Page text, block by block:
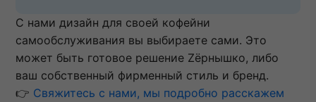
С нами дизайн для своей кофейни
самообслуживания вы выбираете сами. Это
может быть готовое решение Zёрнышко, либо
ваш собственный фирменный стиль и бренд.
👉 Свяжитесь с нами, мы подробно расскажем